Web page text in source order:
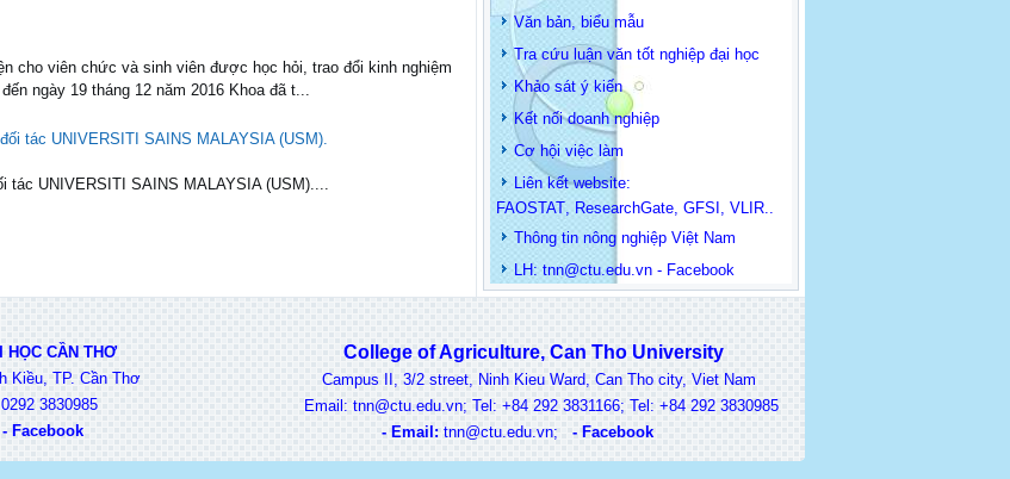
cho viên chức và sinh viên được học hỏi, trao đổi kinh nghiệm
ngày 19 tháng 12 năm 2016 Khoa đã t...
tác UNIVERSITI SAINS MALAYSIA (USM).
tác UNIVERSITI SAINS MALAYSIA (USM)....
Văn bản, biểu mẫu
Tra cứu luận văn tốt nghiệp đại học
Khảo sát ý kiến
Kết nối doanh nghiệp
Cơ hội việc làm
Liên kết website:
FAOSTAT, ResearchGate, GFSI , VLIR..
Thông tin nông nghiệp Việt Nam
LH: tnn@ctu.edu.vn - Facebook
HỌC CẦN THƠ
Kiều, TP. Cần Thơ
3830985
- Facebook
College of Agriculture, Can Tho University
Campus II, 3/2 street, Ninh Kieu Ward, Can Tho city, Viet Nam
Email: tnn@ctu.edu.vn; Tel: +84 292 3831166; Tel: +84 292 3830985
- Email:tnn@ctu.edu.vn; - Facebook